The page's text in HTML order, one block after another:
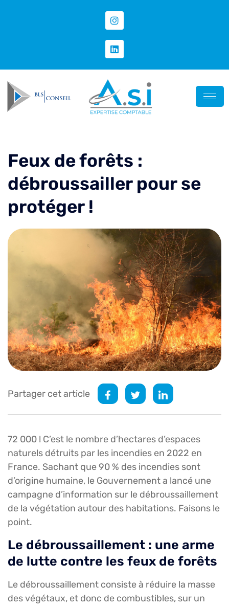
Feux de forêts :
débroussailler pour se
protéger !
Partager cet article
72 000 ! C’est le nombre d’hectares d’espaces
naturels détruits par les incendies en 2022 en
France. Sachant que 90 % des incendies sont
d’origine humaine, le Gouvernement a lancé une
campagne d’information sur le débroussaillement
de la végétation autour des habitations. Faisons le
point.
Le débroussaillement : une arme
de lutte contre les feux de forêts
Le débroussaillement consiste à réduire la masse
des végétaux, et donc de combustibles, sur un